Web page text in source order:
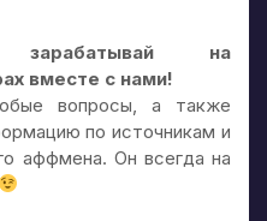
на
вместе с нами!
вопросы, а также
по источникам и
аффмена. Он всегда на